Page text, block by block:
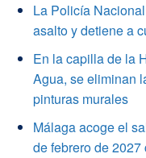
La Policía
asalto y detiene a
En la capilla de la
Agua, se eliminan
pinturas murales
Málaga acoge el
de febrero de